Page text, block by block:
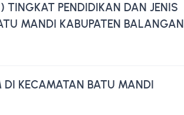
PENDIDIKAN DAN JENIS
MANDI KABUPATEN BALANGAN
KECAMATAN BATU MANDI